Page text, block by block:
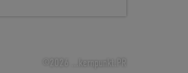
©2026 ...kernpunkt.PR